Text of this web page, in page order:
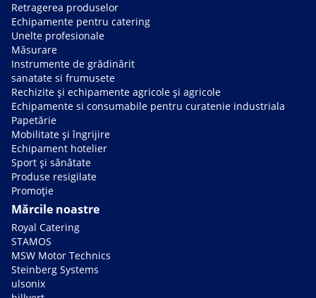
Retragerea produselor
Echipamente pentru catering
Unelte profesionale
Măsurare
Instrumente de grădinărit
sanatate si frumusete
Rechizite și echipamente agricole și agricole
Echipamente si consumabile pentru curatenie industriala
Papetărie
Mobilitate și îngrijire
Echipament hotelier
Sport și sănătate
Produse resigilate
Promoție
Mărcile noastre
Royal Catering
STAMOS
MSW Motor Technics
Steinberg Systems
ulsonix